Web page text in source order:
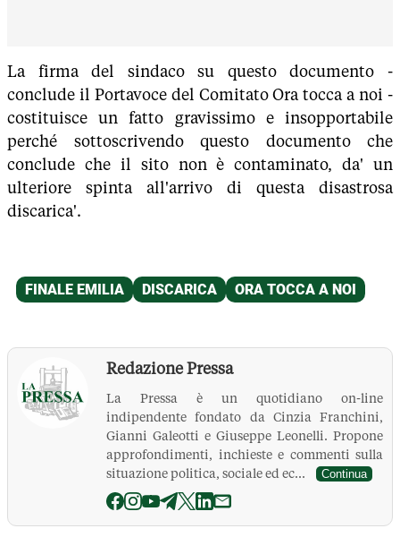
La firma del sindaco su questo documento -
conclude il Portavoce del Comitato Ora tocca a noi -
costituisce un fatto gravissimo e insopportabile
perché sottoscrivendo questo documento che
conclude che il sito non è contaminato, da' un
ulteriore spinta all'arrivo di questa disastrosa
discarica'.
Redazione Pressa
La Pressa è un quotidiano on-line
indipendente fondato da Cinzia Franchini,
Gianni Galeotti e Giuseppe Leonelli. Propone
approfondimenti, inchieste e commenti sulla
situazione politica, sociale ed ec...
Continua